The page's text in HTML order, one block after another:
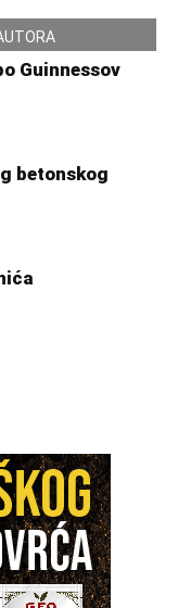
Guinnessov
betonskog